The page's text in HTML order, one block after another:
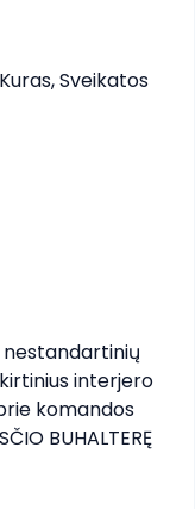
Sveikatos
interjero
komandos
BUHALTERĘ